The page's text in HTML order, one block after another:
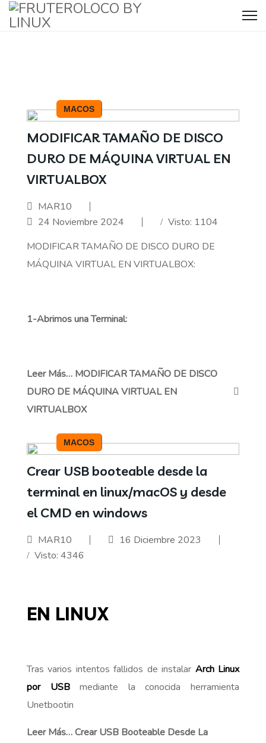
MODIFICAR TAMAÑO DE DISCO
DURO DE MÁQUINA VIRTUAL EN
VIRTUALBOX
MAR10
MACOS
24 Noviembre 2024
Visto: 1104
MODIFICAR TAMAÑO DE DISCO DURO DE
MÁQUINA VIRTUAL EN VIRTUALBOX:
1-Abrimos una Terminal:
Leer Más… MODIFICAR TAMAÑO DE DISCO
DURO DE MÁQUINA VIRTUAL EN
VIRTUALBOX
Crear USB booteable desde la
terminal en linux/macOS y desde
el CMD en windows
MAR10
MACOS
16 Diciembre 2023
Visto: 4346
EN LINUX
Tras varios intentos fallidos de instalar Arch Linux
por USB
mediante la conocida herramienta
Unetbootin
Leer Más… Crear USB Booteable Desde La